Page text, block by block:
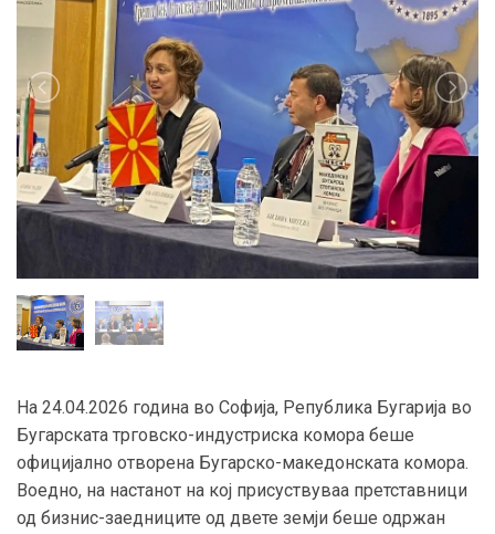
На 24.04.2026 година во Софија, Република Бугарија во
Бугарската трговско-индустриска комора беше
официјално отворена Бугарско-македонската комора.
Воедно, на настанот на кој присуствуваа претставници
од бизнис-заедниците од двете земји беше одржан